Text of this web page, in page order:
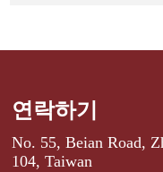
연락하기
No. 55, Beian Road,
104, Taiwan